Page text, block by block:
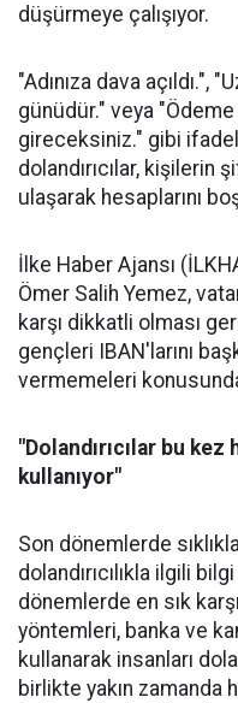
düşürmeye çalışıyor.
"Adınıza dava açıldı.",
günüdür." veya
gireceksiniz." gibi
dolandırıcılar, kişilerin
ulaşarak hesaplarını
İlke Haber Ajansı
Ömer Salih Yemez,
karşı dikkatli olması
gençleri IBAN'larını
vermemeleri
"Dolandırıcılar bu kez
kullanıyor"
Son dönemlerde
dolandırıcılıkla ilgili
dönemlerde en sık
yöntemleri, banka ve
kullanarak insanları
birlikte yakın zamanda